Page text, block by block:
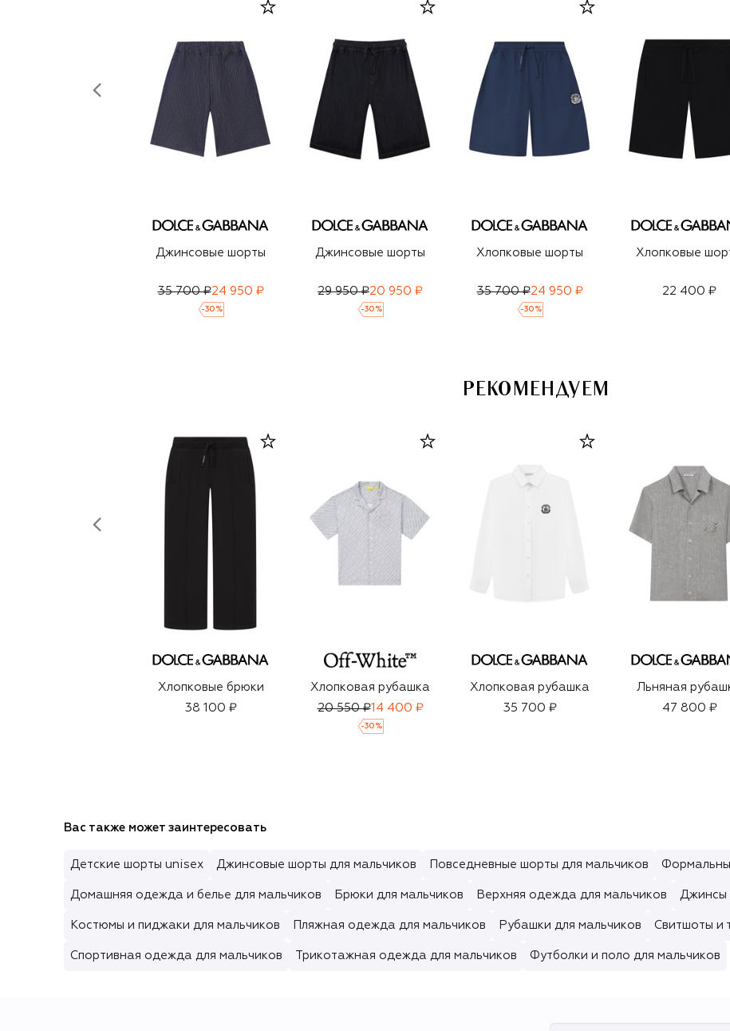
Джинсовые шорты
35 700 ₽24 950 ₽
-30 %
Джинсовые шорты
29 950 ₽20 950 ₽
-30 %
Хлопковые шорты
35 700 ₽24 950 ₽
-30 %
Хлопковые
22 400 ₽
РЕКОМЕНДУЕМ
Хлопковые брюки
38 100 ₽
Хлопковая рубашка
20 550 ₽14 400 ₽
-30 %
Хлопковая рубашка
35 700 ₽
Льняная
47 800 ₽
Вас также может заинтересовать
Детские шорты unisex Джинсовые шорты для мальчиков Повседневные шорты для мальчиков
Домашняя одежда и белье для мальчиков Брюки для мальчиков Верхняя одежда для мальчиков Джинсы
Костюмы и пиджаки для мальчиков Пляжная одежда для мальчиков Рубашки для мальчиков Свитшоты и
Спортивная одежда для мальчиков Трикотажная одежда для мальчиков Футболки и поло для мальчиков